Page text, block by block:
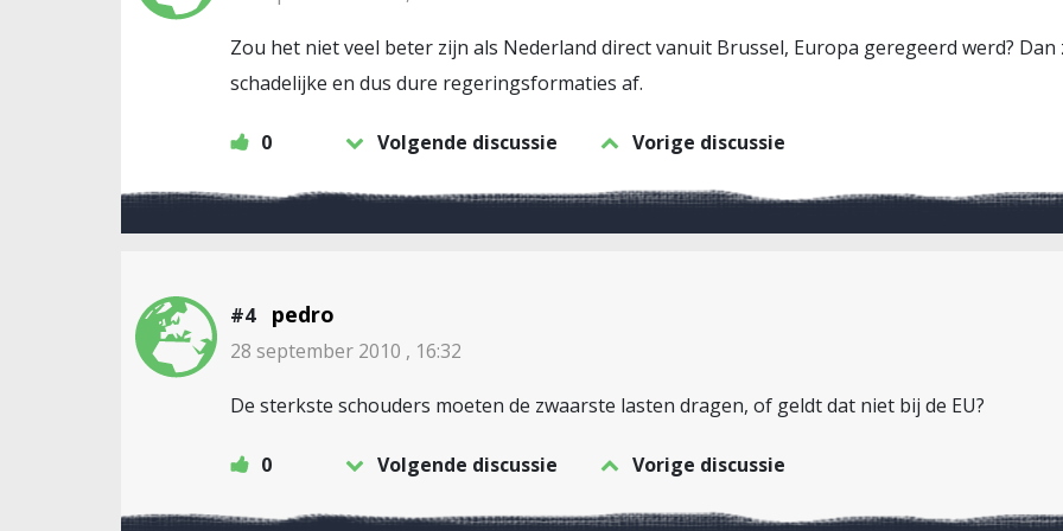
Zou het niet veel beter zijn als Nederland direct vanuit Brussel, Europa geregeerd werd?
schadelijke en dus dure regeringsformaties af.
0 Volgende discussie Vorige discussie
#4 pedro
28 september 2010 , 16:32
De sterkste schouders moeten de zwaarste lasten dragen, of geldt dat niet bij de EU?
0 Volgende discussie Vorige discussie